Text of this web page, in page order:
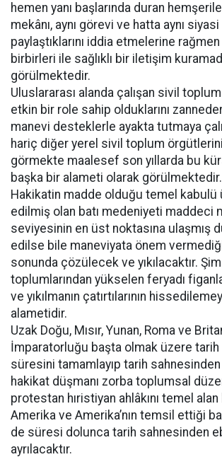
hemen yanı başlarında duran
mekânı, aynı görevi ve hatta aynı
paylaştıklarını iddia etmelerine
birbirleri ile sağlıklı bir iletişim
görülmektedir.
Uluslararası alanda çalışan sivil
etkin bir role sahip olduklarını
manevi desteklerle ayakta tutmaya
hariç diğer yerel sivil toplum
görmekte maalesef son yıllarda bu
başka bir alameti olarak görülmektedir.
Hakikatin madde olduğu temel kabulü
edilmiş olan batı medeniyeti maddeci
seviyesinin en üst noktasına ulaşmış
edilse bile maneviyata önem
sonunda çözülecek ve yıkılacaktır.
toplumlarından yükselen feryadı
ve yıkılmanın çatırtılarının
alametidir.
Uzak Doğu, Mısır, Yunan, Roma ve
İmparatorluğu başta olmak üzere
süresini tamamlayıp tarih
hakikat düşmanı zorba toplumsal
protestan hıristiyan ahlâkını temel
Amerika ve Amerika’nın temsil ettiği
de süresi dolunca tarih sahnesinden
ayrılacaktır.